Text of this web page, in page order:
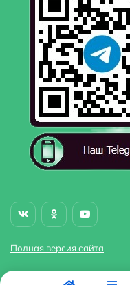
Полная версия сайта